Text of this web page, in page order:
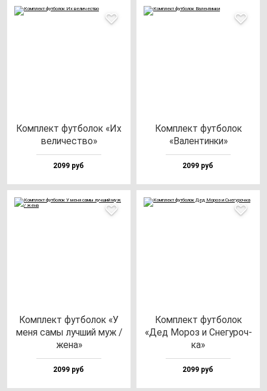
Ком­плект фут­бо­лок «Их
ве­ли­чес­тво»
2099 руб
Ком­плект фут­бо­лок
«Вален­тин­ки»
2099 руб
Ком­плект фут­бо­лок «У
ме­ня са­мы луч­ший муж /
же­на»
2099 руб
Ком­плект фут­бо­лок
«Дед Мороз и Сне­гу­роч­
ка»
2099 руб